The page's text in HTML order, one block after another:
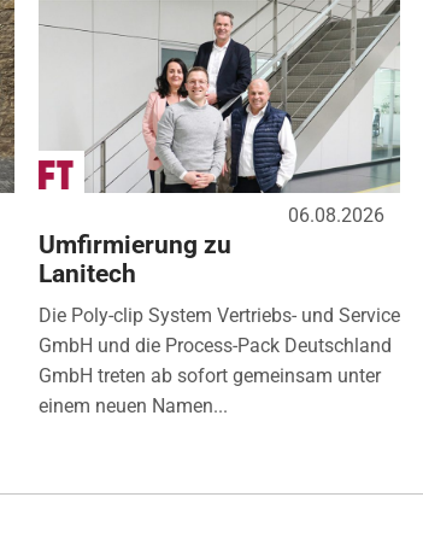
06.08.2026
Umfirmierung zu
Lanitech
Die Poly-clip System Vertriebs- und Service
GmbH und die Process-Pack Deutschland
GmbH treten ab sofort gemeinsam unter
einem neuen Namen...